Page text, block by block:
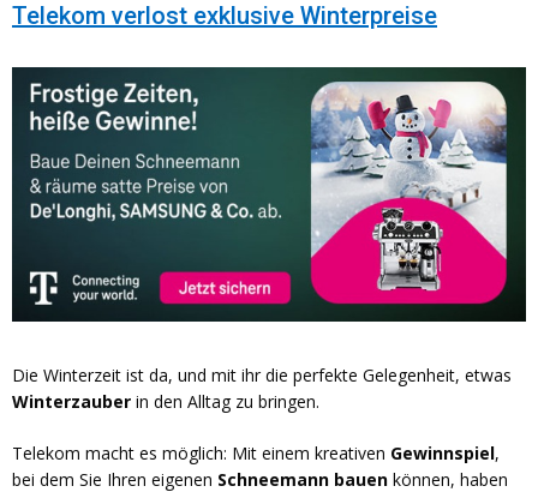
Telekom verlost exklusive Winterpreise
Die Winterzeit ist da, und mit ihr die perfekte Gelegenheit, etwas
Winterzauber in den Alltag zu bringen.
Telekom macht es möglich: Mit einem kreativen Gewinnspiel,
bei dem Sie Ihren eigenen Schneemann bauen können, haben